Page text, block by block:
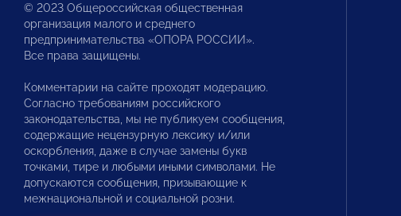
© 2023 Общероссийская общественная
организация малого и среднего
предпринимательства «ОПОРА РОССИИ».
Все права защищены.
Комментарии на сайте проходят модерацию.
Согласно требованиям российского
законодательства, мы не публикуем сообщения,
содержащие нецензурную лексику и/или
оскорбления, даже в случае замены букв
точками, тире и любыми иными символами. Не
допускаются сообщения, призывающие к
межнациональной и социальной розни.